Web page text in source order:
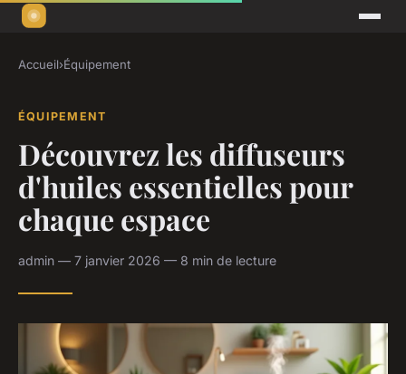
Accueil›Équipement
ÉQUIPEMENT
Découvrez les diffuseurs
d'huiles essentielles pour
chaque espace
admin — 7 janvier 2026 — 8 min de lecture